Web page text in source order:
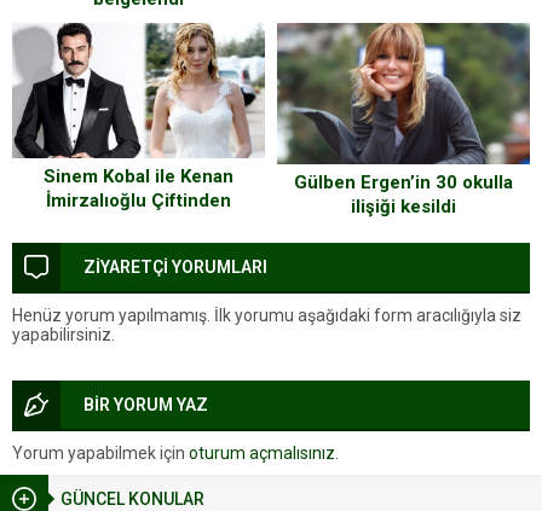
GÜNCEL KONULAR
Sinem Kobal ile Kenan
İmirzalıoğlu Çiftinden
Gülben Ergen’in 30 okulla
ilişiği kesildi
ZİYARETÇİ YORUMLARI
Henüz yorum yapılmamış. İlk yorumu aşağıdaki form aracılığıyla siz
yapabilirsiniz.
BİR YORUM YAZ
Yorum yapabilmek için oturum açmalısınız.